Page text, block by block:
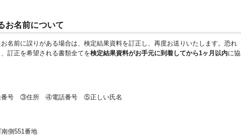
お名前について
名前に誤りがある場合は、検定結果資料を訂正し、再度お送りいたします。恐れ
訂正を希望される書類全てを検定結果資料がお手元に到着してから1ヶ月以内に協
番号 ③住所 ④電話番号 ⑤正しい氏名
側551番地